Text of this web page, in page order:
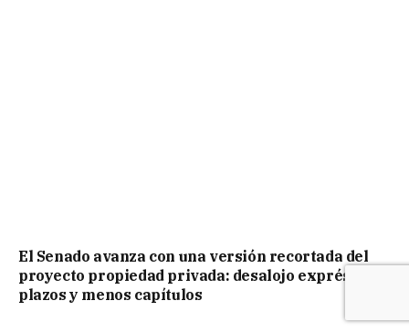
El Senado avanza con una versión recortada del
proyecto propiedad privada: desalojo exprés,
plazos y menos capítulos